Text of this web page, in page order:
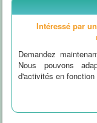
Intéressé par
Demandez
Nous pouvons
d'activités en